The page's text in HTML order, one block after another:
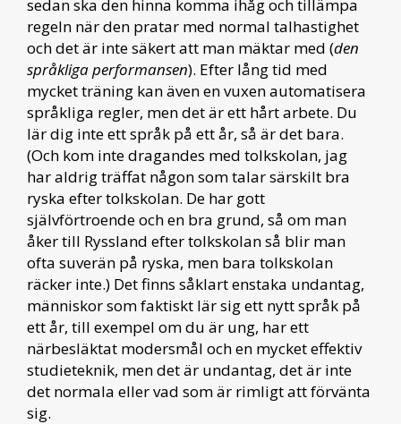
sedan ska den hinna komma ihåg och tillämpa
regeln när den pratar med normal talhastighet
och det är inte säkert att man mäktar med (den
språkliga performansen). Efter lång tid med
mycket träning kan även en vuxen automatisera
språkliga regler, men det är ett hårt arbete. Du
lär dig inte ett språk på ett år, så är det bara.
(Och kom inte dragandes med tolkskolan, jag
har aldrig träffat någon som talar särskilt bra
ryska efter tolkskolan. De har gott
självförtroende och en bra grund, så om man
åker till Ryssland efter tolkskolan så blir man
ofta suverän på ryska, men bara tolkskolan
räcker inte.) Det finns såklart enstaka undantag,
människor som faktiskt lär sig ett nytt språk på
ett år, till exempel om du är ung, har ett
närbesläktat modersmål och en mycket effektiv
studieteknik, men det är undantag, det är inte
det normala eller vad som är rimligt att förvänta
sig.